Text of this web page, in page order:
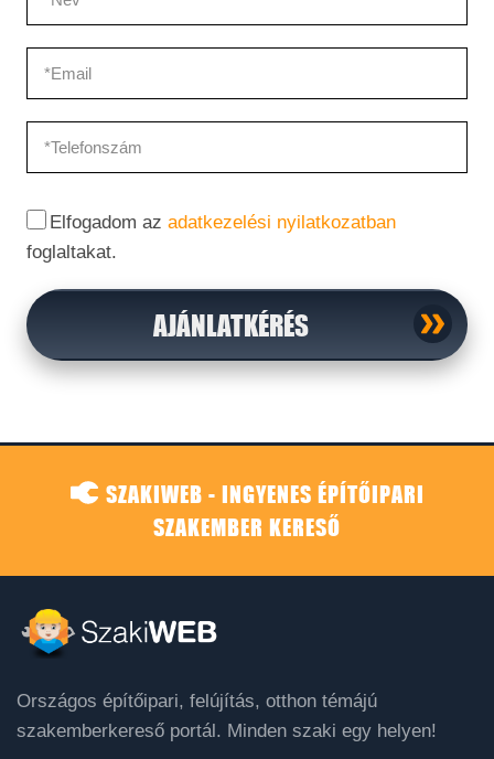
Elfogadom az adatkezelési nyilatkozatban
foglaltakat.
AJÁNLATKÉRÉS
SZAKIWEB - INGYENES ÉPÍTŐIPARI
SZAKEMBER KERESŐ
Országos építőipari, felújítás, otthon témájú
szakemberkereső portál. Minden szaki egy helyen!